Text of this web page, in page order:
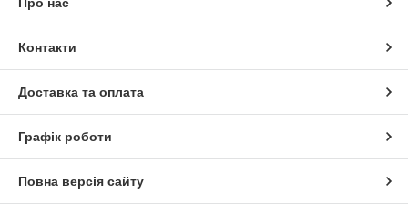
Контакти
Доставка та оплата
Графік роботи
Повна версія сайту